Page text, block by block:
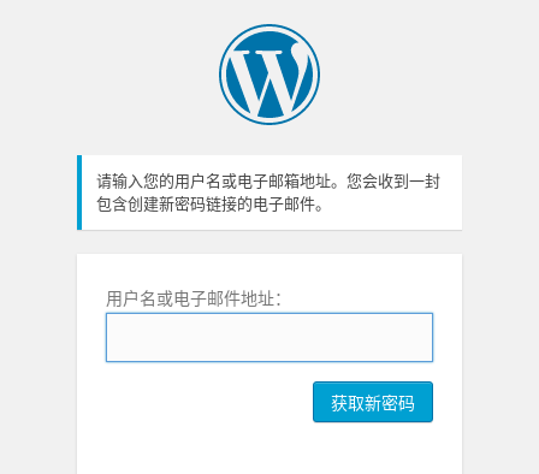
请输入您的用户名或电子邮箱地址。您会收到一封
包含创建新密码链接的电子邮件。
用户名或电子邮件地址：